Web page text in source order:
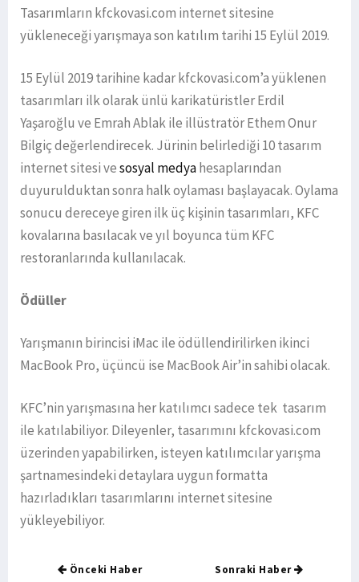
Tasarımların kfckovasi.com internet sitesine
yükleneceği yarışmaya son katılım tarihi 15 Eylül 2019.
15 Eylül 2019 tarihine kadar kfckovasi.com’a yüklenen
tasarımları ilk olarak ünlü karikatüristler Erdil
Yaşaroğlu ve Emrah Ablak ile illüstratör Ethem Onur
Bilgiç değerlendirecek. Jürinin belirlediği 10 tasarım
internet sitesi vesosyal medyahesaplarından
duyurulduktan sonra halk oylaması başlayacak. Oylama
sonucu dereceye giren ilk üç kişinin tasarımları, KFC
kovalarına basılacak ve yıl boyunca tüm KFC
restoranlarında kullanılacak.
Ödüller
Yarışmanın birincisi iMac ile ödüllendirilirken ikinci
MacBook Pro, üçüncü ise MacBook Air’in sahibi olacak.
KFC’nin yarışmasına her katılımcı sadece tek tasarım
ile katılabiliyor. Dileyenler, tasarımını kfckovasi.com
üzerinden yapabilirken, isteyen katılımcılar yarışma
şartnamesindeki detaylara uygun formatta
hazırladıkları tasarımlarını internet sitesine
yükleyebiliyor.
Önceki Haber Sonraki Haber